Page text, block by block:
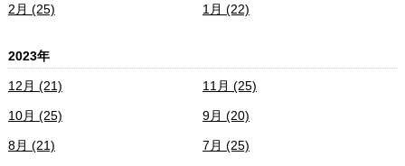
2月 (25) 1月 (22)
2023年
12月 (21) 11月 (25)
10月 (25) 9月 (20)
8月 (21) 7月 (25)